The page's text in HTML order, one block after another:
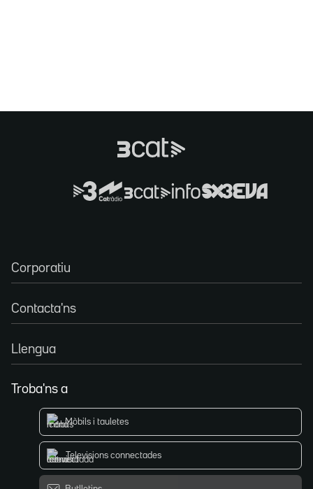
Corporatiu
Contacta'ns
Llengua
Troba'ns a
Mòbils i tauletes
Televisions connectades